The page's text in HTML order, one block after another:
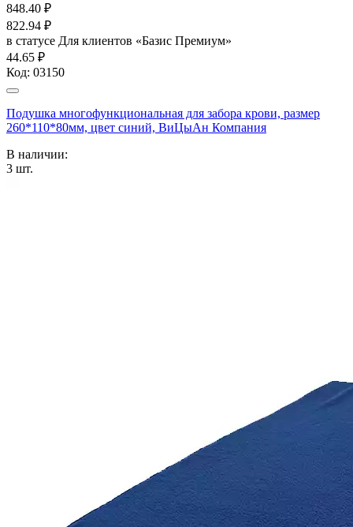
848.40 ₽
822.94 ₽
в статусе Для клиентов «Базис Премиум»
44.65 ₽
Код: 03150
Подушка многофункциональная для забора крови, размер
260*110*80мм, цвет синий, ВиЦыАн Компания
В наличии:
3 шт.